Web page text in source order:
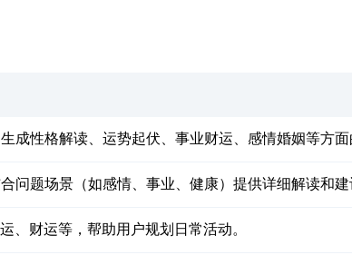
性格解读、运势起伏、事业财运、感情婚姻等方面
题场景（如感情、事业、健康）提供详细解读和建
、财运等，帮助用户规划日常活动。